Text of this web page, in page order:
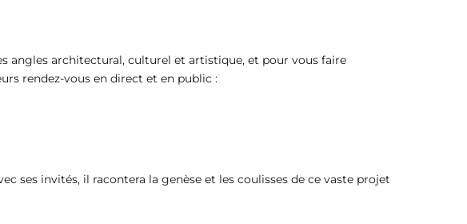
angles architectural, culturel et artistique, et pour vous faire
rendez-vous en direct et en public :
ses invités, il racontera la genèse et les coulisses de ce vaste projet